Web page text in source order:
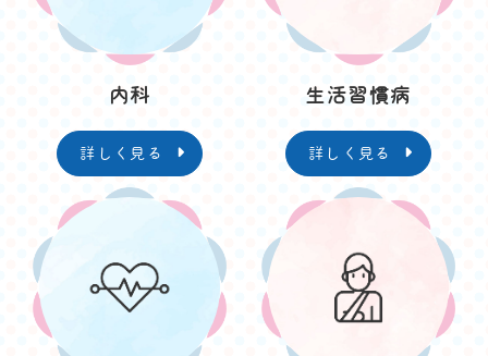
内科
詳しく見る
生活習慣病
詳しく見る